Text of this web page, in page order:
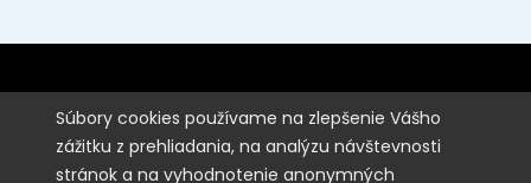
SISEL
Súbory cookies používame na zlepšenie Vášho
zážitku z prehliadania, na analýzu návštevnosti
stránok a na vyhodnotenie anonymných